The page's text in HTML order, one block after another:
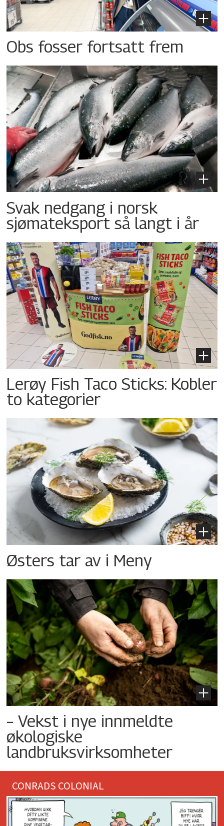
Obs fosser fortsatt frem
Svak nedgang i norsk
sjømateksport så langt i år
Lerøy Fish Taco Sticks: Kobler
to kategorier
Østers tar av i Meny
– Vekst i nye innmeldte
økologiske
landbruksvirksomheter
CONRADS COLONIAL